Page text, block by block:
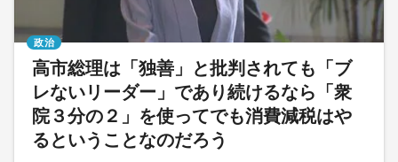
高市総理は「独善」と批判されても「ブ
レないリーダー」であり続けるなら「衆
院３分の２」を使ってでも消費減税はや
るということなのだろう
政治